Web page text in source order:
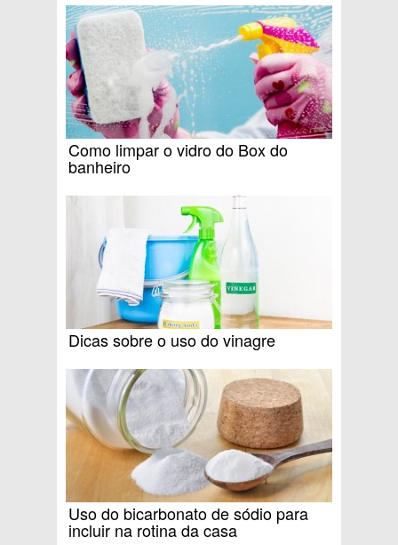
Como limpar o vidro do Box do
banheiro
Dicas sobre o uso do vinagre
Uso do bicarbonato de sódio para
incluir na rotina da casa